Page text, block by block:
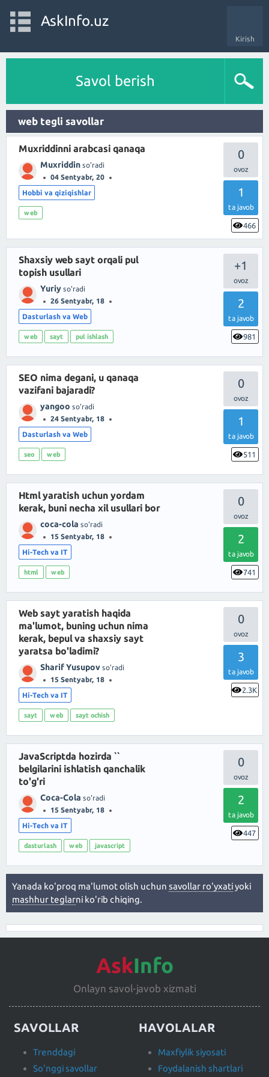
Kirish
AskInfo.uz
Savol berish
web tegli savollar
0
1
ta javob
466
Muxriddinni arabcasi qanaqa
Muxriddin so'radi
04 Sentyabr, 20
Hobbi va qiziqishlar
web
+1
2
ta javob
981
Shaxsiy web sayt orqali pul
topish usullari
Yuriy so'radi
26 Sentyabr, 18
Dasturlash va Web
web sayt pul ishlash
0
1
ta javob
511
SEO nima degani, u qanaqa
vazifani bajaradi?
yangoo so'radi
24 Sentyabr, 18
Dasturlash va Web
seo web
0
2
ta javob
741
Html yaratish uchun yordam
kerak, buni necha xil usullari bor
coca-cola so'radi
15 Sentyabr, 18
Hi-Tech va IT
html web
0
3
ta javob
2.3K
Web sayt yaratish haqida
ma'lumot, buning uchun nima
kerak, bepul va shaxsiy sayt
yaratsa bo'ladimi?
Sharif Yusupov so'radi
15 Sentyabr, 18
Hi-Tech va IT
sayt web sayt ochish
0
2
ta javob
447
JavaScriptda hozirda ``
belgilarini ishlatish qanchalik
to'g'ri
Coca-Cola so'radi
15 Sentyabr, 18
Hi-Tech va IT
dasturlash web javascript
Yanada ko'proq ma'lumot olish uchun savollar ro'yxatiyoki
mashhur teglarni ko'rib chiqing.
AskInfo
Onlayn savol-javob xizmati
SAVOLLAR
Trenddagi
So'nggi savollar
HAVOLALAR
Maxfiylik siyosati
Foydalanish shartlari